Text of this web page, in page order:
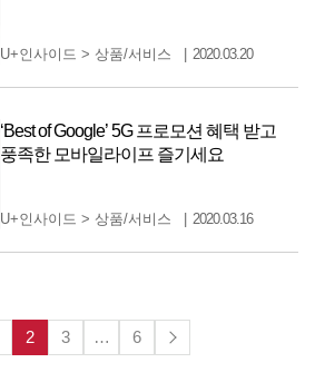
U+인사이드 >상품/서비스 2020.03.20
‘Best of Google’ 5G 프로모션 혜택 받고
풍족한 모바일라이프 즐기세요
U+인사이드 >상품/서비스 2020.03.16
2 3 … 6